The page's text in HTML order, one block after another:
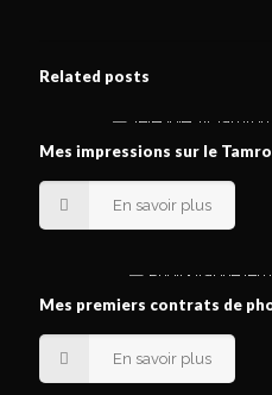
Related posts
Mes impressions sur le
En savoir plus
Mes premiers contrats de
En savoir plus